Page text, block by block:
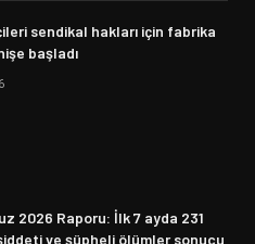
sendikal hakları için fabrika
başladı
2026 Raporu: İlk 7 ayda 231
ve şüpheli ölümler sonucu